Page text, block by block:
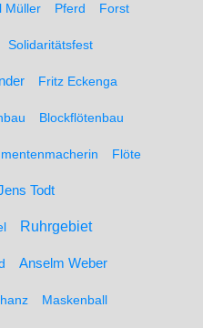
Müller Pferd Forst
Solidaritätsfest
Fritz Eckenga
Blockflötenbau
Flöte
Todt
Ruhrgebiet
Anselm Weber
Maskenball